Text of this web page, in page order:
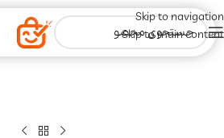
Skip to navigation
Skip to main content